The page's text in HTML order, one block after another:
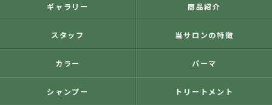
ギャラリー 商品紹介
スタッフ 当サロンの特徴
カラー パーマ
シャンプー トリートメント